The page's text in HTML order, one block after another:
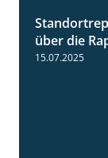
über die
15.07.2025